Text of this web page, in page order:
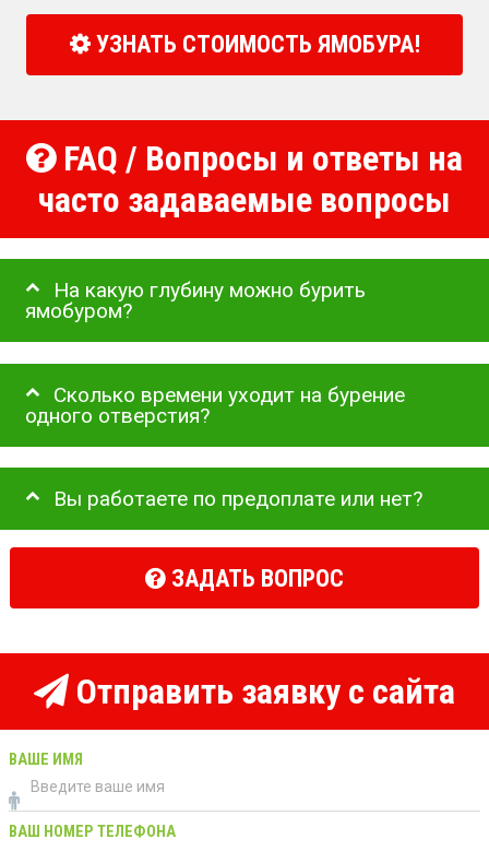
УЗНАТЬ СТОИМОСТЬ ЯМОБУРА!
FAQ / Вопросы и ответы на
часто задаваемые вопросы
На какую глубину можно бурить
ямобуром?
Сколько времени уходит на бурение
одного отверстия?
Вы работаете по предоплате или нет?
ЗАДАТЬ ВОПРОС
Отправить заявку с сайта
ВАШЕ ИМЯ
ВАШ НОМЕР ТЕЛЕФОНА